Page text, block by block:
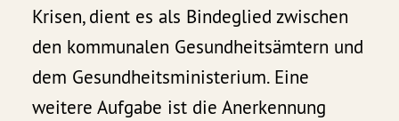
Krisen, dient es als Bindeglied zwischen
den kommunalen Gesundheitsämtern und
dem Gesundheitsministerium. Eine
weitere Aufgabe ist die Anerkennung